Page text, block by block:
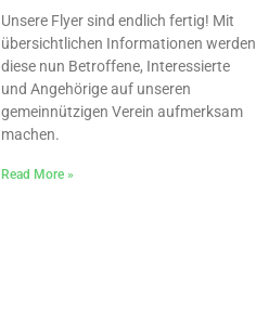
Unsere Flyer sind endlich fertig! Mit
übersichtlichen Informationen werden
diese nun Betroffene, Interessierte
und Angehörige auf unseren
gemeinnützigen Verein aufmerksam
machen.
Read More »